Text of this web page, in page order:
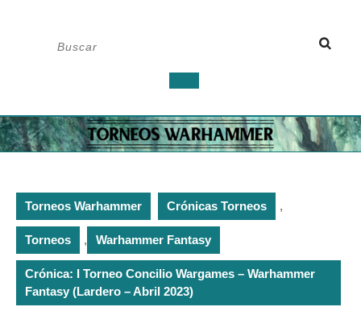
de
apertura
Torneos Warhammer Crónicas Torneos ,
Torneos , Warhammer Fantasy
Crónica: I Torneo Concilio Wargames – Warhammer
Fantasy (Lardero – Abril 2023)